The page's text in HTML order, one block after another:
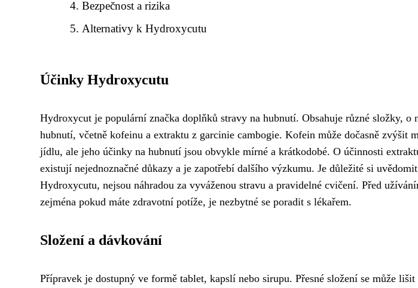
Bezpečnost a rizika
Alternativy k Hydroxycutu
Účinky Hydroxycutu
Hydroxycut je populární značka doplňků stravy na hubnutí. Obsahuje různé složky, o
hubnutí, včetně kofeinu a extraktu z garcinie cambogie. Kofein může dočasně zvýšit
jídlu, ale jeho účinky na hubnutí jsou obvykle mírné a krátkodobé. O účinnosti
existují nejednoznačné důkazy a je zapotřebí dalšího výzkumu. Je důležité si
Hydroxycutu, nejsou náhradou za vyváženou stravu a pravidelné cvičení. Před
zejména pokud máte zdravotní potíže, je nezbytné se poradit s lékařem.
Složení a dávkování
Přípravek je dostupný ve formě tablet, kapslí nebo sirupu. Přesné složení se může